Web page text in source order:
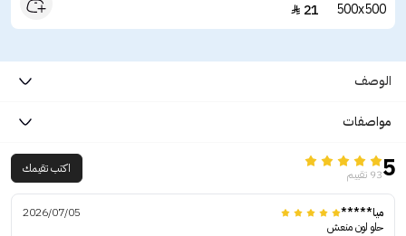
21

الوصف
مواصفات
593 تقييم اكتب تقيمك
ميا*****
2026/07/05
حلو لون منعش